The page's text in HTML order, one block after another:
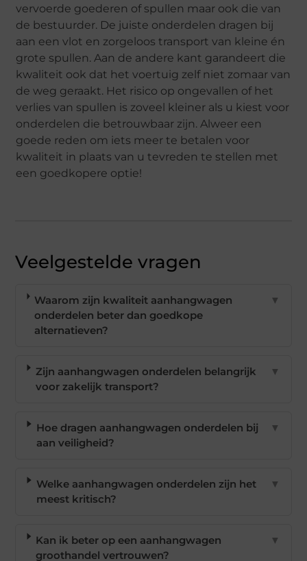
vervoerde goederen of spullen maar ook die van
de bestuurder. De juiste onderdelen dragen bij
aan een vlot en zorgeloos transport van kleine én
grote spullen. Aan de andere kant garandeert die
kwaliteit ook dat het voertuig zelf niet zomaar van
de weg geraakt. Het risico op ongevallen of het
verlies van spullen is zoveel kleiner als u kiest voor
onderdelen die betrouwbaar zijn. Alweer een
goede reden om iets meer te betalen voor
kwaliteit in plaats van u tevreden te stellen met
een goedkopere optie!
Veelgestelde vragen
Waarom zijn kwaliteit aanhangwagen
onderdelen beter dan goedkope
alternatieven?
▼
Zijn aanhangwagen onderdelen belangrijk
voor zakelijk transport?
▼
Hoe dragen aanhangwagen onderdelen bij
aan veiligheid?
▼
Welke aanhangwagen onderdelen zijn het
meest kritisch?
▼
Kan ik beter op een aanhangwagen
groothandel vertrouwen?
▼